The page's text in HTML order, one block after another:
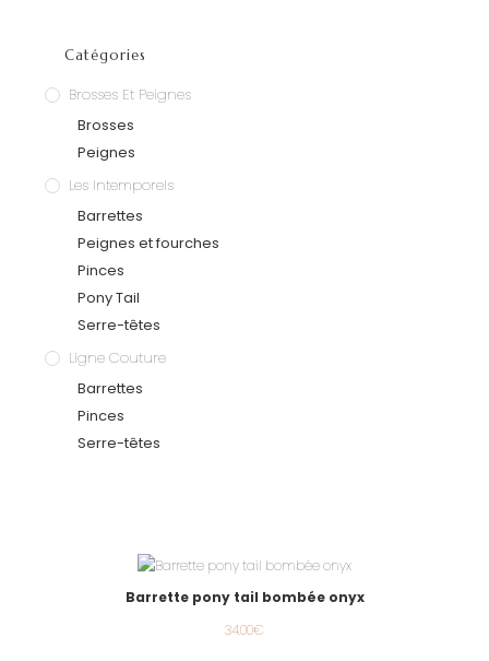
Catégories
Brosses Et Peignes
Brosses
Peignes
Les Intemporels
Barrettes
Peignes et fourches
Pinces
Pony Tail
Serre-têtes
Ligne Couture
Barrettes
Pinces
Serre-têtes
Barrette pony tail bombée onyx
34.00€